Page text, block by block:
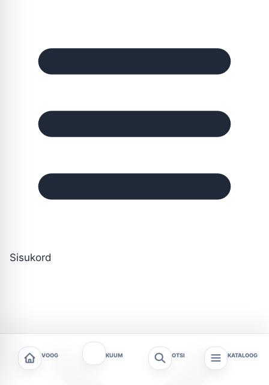
Sisukord
VOOG KUUM OTSI KATALOOG